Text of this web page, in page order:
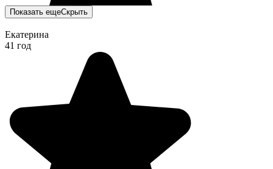
Показать ещеСкрыть
Екатерина
41 год